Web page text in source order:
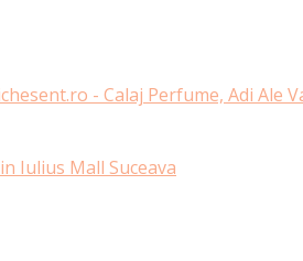
- Calaj Perfume, Adi Ale
Iulius Mall Suceava